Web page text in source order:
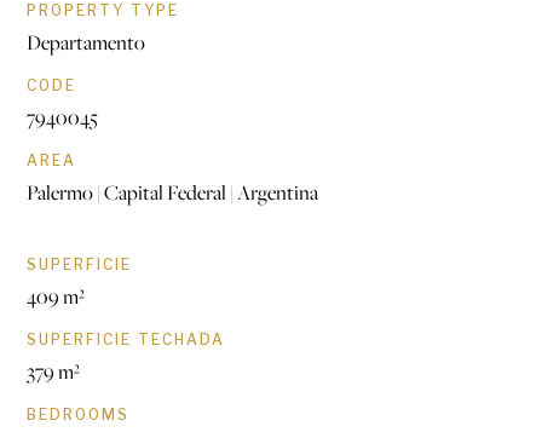
PROPERTY TYPE
Departamento
CODE
7940045
AREA
Palermo | Capital Federal | Argentina
SUPERFICIE
409 m²
SUPERFICIE TECHADA
379 m²
BEDROOMS